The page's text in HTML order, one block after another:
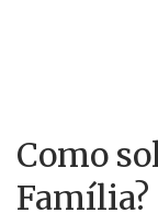
Como
Família?